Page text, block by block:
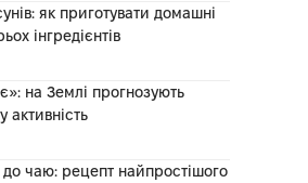
як приготувати домашні
інгредієнтів
на Землі прогнозують
активність
до чаю: рецепт найпростішого